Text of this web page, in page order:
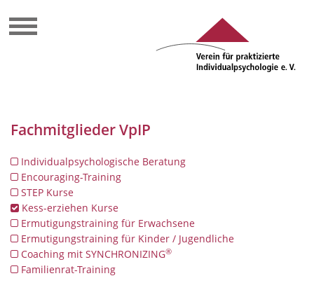
Fachmitglieder VpIP
Individualpsychologische Beratung
Encouraging-Training
STEP Kurse
Kess-erziehen Kurse
Ermutigungstraining für Erwachsene
Ermutigungstraining für Kinder / Jugendliche
Coaching mit SYNCHRONIZING®
Familienrat-Training